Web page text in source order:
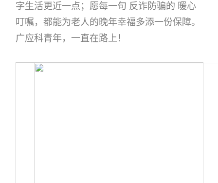
字生活更近一点；愿每一句 反诈防骗的 暖心
叮嘱，都能为老人的晚年幸福多添一份保障。
广应科青年，一直在路上！